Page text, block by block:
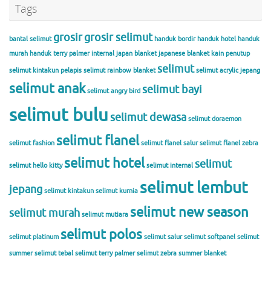
Tags
bantal selimut grosirgrosir selimut handuk bordir handuk hotel handuk
murah handuk terry palmer internal japan blanket japanese blanket kain penutup
selimut kintakun pelapis selimut rainbow blanket selimut selimut acrylic jepang
selimut anak selimut angry bird selimut bayi
selimut buluselimut dewasa selimut doraemon
selimut fashion selimut flanel selimut flanel salur selimut flanel zebra
selimut hello kitty selimut hotel selimut internal selimut
jepang selimut kintakun selimut kurnia selimut lembut
selimut murah selimut mutiara selimut new season
selimut platinum selimut polos selimut salur selimut softpanel selimut
summer selimut tebal selimut terry palmer selimut zebra summer blanket